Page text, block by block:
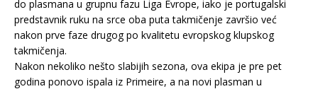
do plasmana u grupnu fazu Liga Evrope, iako je portugalski
predstavnik ruku na srce oba puta takmičenje završio već
nakon prve faze drugog po kvalitetu evropskog klupskog
takmičenja.
Nakon nekoliko nešto slabijih sezona, ova ekipa je pre pet
godina ponovo ispala iz Primeire, a na novi plasman u